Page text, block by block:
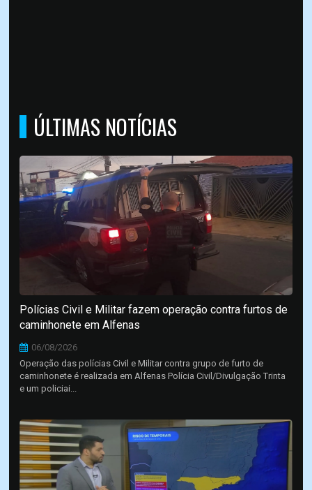
ÚLTIMAS NOTÍCIAS
Polícias Civil e Militar fazem operação contra furtos de
caminhonete em Alfenas
06/08/2026
Operação das polícias Civil e Militar contra grupo de furto de
caminhonete é realizada em Alfenas Polícia Civil/Divulgação Trinta
e um policiai...